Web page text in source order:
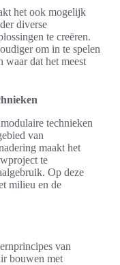
het ook mogelijk
diverse
te creëren.
om in te spelen
waar dat het meest
technieken
van
maakt het
te
Op deze
milieu en de
van
bouwen met